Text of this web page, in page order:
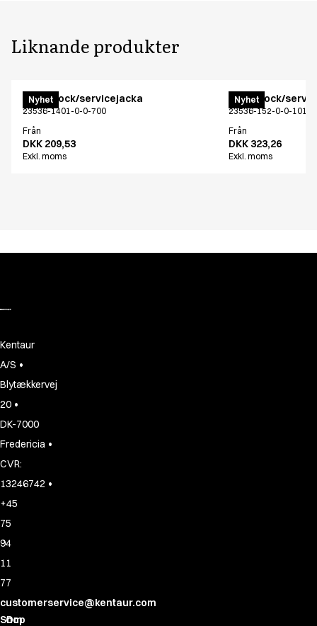
Liknande produkter
Nyhet
Menu kock/servicejacka
23536-1401-0-0-700
Från
DKK 209,53
Exkl. moms
Nyhet
Menu kock/
23536-152-0-0-101
Från
DKK 323,26
Exkl. moms
Kentaur
A/S •
Blytækkervej
20 •
DK-7000
Fredericia •
CVR:
13246742 •
+45
75
94
11
77
customerservice@kentaur.com
Shop
Om